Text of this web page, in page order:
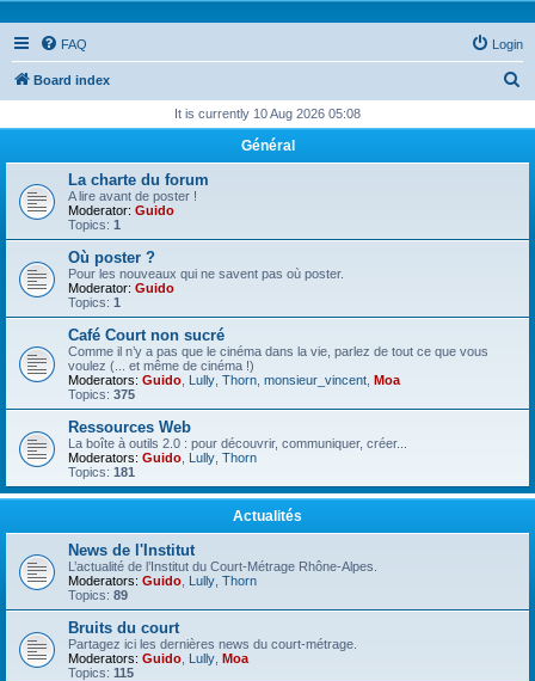
FAQ Login
Board index
r
It is currently 10 Aug 2026 05:08
Général
La charte du forum
A lire avant de poster !
Moderator: Guido
Topics: 1
Où poster ?
Pour les nouveaux qui ne savent pas où poster.
Moderator: Guido
Topics: 1
Café Court non sucré
Comme il n’y a pas que le cinéma dans la vie, parlez de tout ce que vous
voulez (... et même de cinéma !)
Moderators: Guido Lully Thorn monsieur_vincent Moa
Topics: 375
Ressources Web
La boîte à outils 2.0 : pour découvrir, communiquer, créer...
Moderators: Guido Lully Thorn
Topics: 181
Actualités
News de l'Institut
L’actualité de l’Institut du Court-Métrage Rhône-Alpes.
Moderators: Guido Lully Thorn
Topics: 89
Bruits du court
Partagez ici les dernières news du court-métrage.
Moderators: Guido Lully Moa
Topics: 115